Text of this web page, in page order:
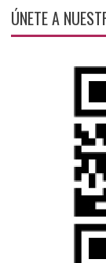
ÚNETE A